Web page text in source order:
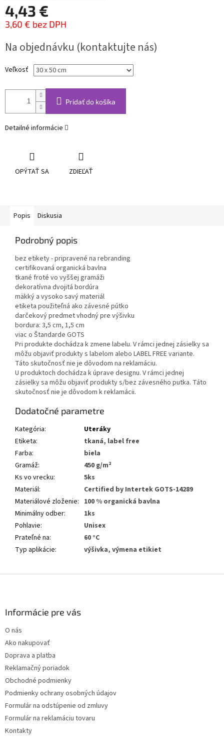
4,43 €
3,60 € bez DPH
cena:
Na objednávku (kontaktujte nás)
Veľkosť
Pridať do košíka
Detailné informácie
OPÝTAŤ SA ZDIEĽAŤ
Popis Diskusia
Podrobný popis
bez etikety - pripravené na rebranding
certifikovaná organická bavlna
tkané froté vo vyššej gramáži
dekoratívna dvojitá bordúra
mäkký a vysoko savý materiál
etiketa použiteľná ako závesné pútko
darčekový predmet vhodný pre výšivku
bordura: 3,5 cm, 1,5 cm
viac o Štandarde GOTS
Pri produkte dochádza k zmene labelu. V rámci jednej zásielky sa
môžu objaviť produkty s labelom alebo LABEL FREE variante.
Táto skutočnosť nie je dôvodom na reklamáciu.
U produktoch dochádza k úprave designu. V rámci jednej
zásielky sa môžu objaviť produkty s/bez závesného putka. Táto
skutočnosť nie je dôvodom k reklamácii.
Dodatočné parametre
Kategória:
Uteráky
Etiketa:
tkaná, label free
Farba:
biela
Gramáž:
450 g/m²
Ks vo vrecku:
5ks
Materiál:
Certified by Intertek GOTS-14289
Materiálové zloženie: 100 % organická bavlna
Minimálny odber:
1ks
Pohlavie:
Unisex
Prateľné na:
60 °C
Typ aplikácie: výšivka, výmena etikiet
Informácie pre vás
O nás
Ako nakupovať
Doprava a platba
Reklamačný poriadok
Obchodné podmienky
Podmienky ochrany osobných údajov
Formulár na odstúpenie od zmluvy
Formulár na reklamáciu tovaru
Kontakty